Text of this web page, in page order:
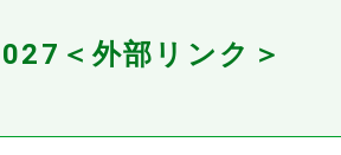
＜外部リンク＞